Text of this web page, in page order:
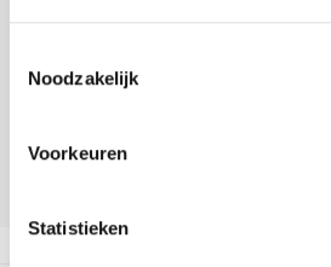
Noodzakelijk
Voorkeuren
Statistieken